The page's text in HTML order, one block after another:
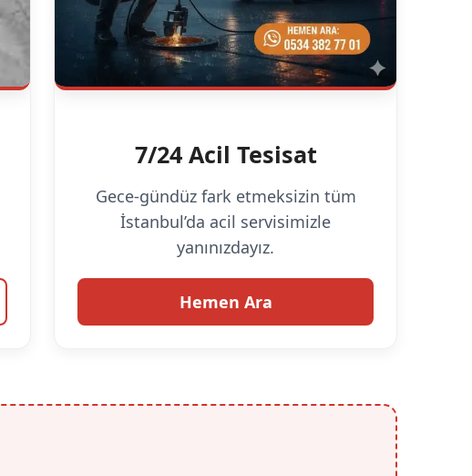
7/24 Acil Tesisat
Gece-gündüz fark etmeksizin tüm
İstanbul’da acil servisimizle
yanınızdayız.
Hemen Ara